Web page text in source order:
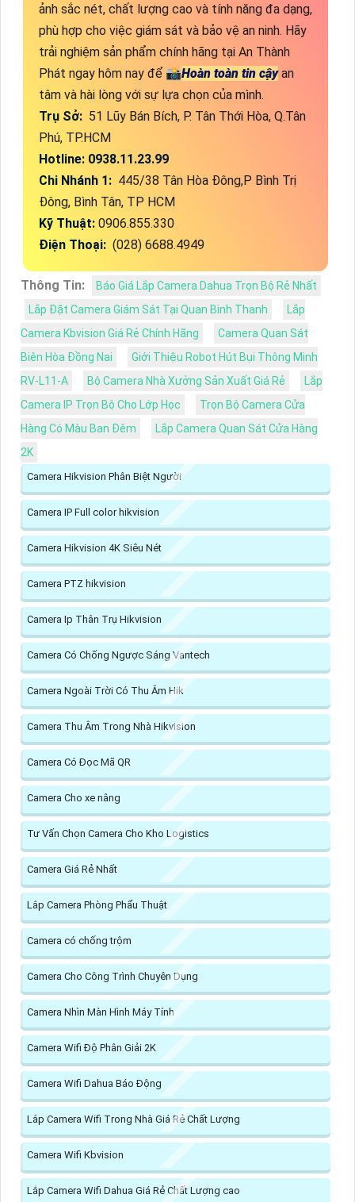
ảnh sắc nét, chất lượng cao và tính năng đa dạng,
phù hợp cho việc giám sát và bảo vệ an ninh. Hãy
trải nghiệm sản phẩm chính hãng tại An Thành
Phát ngay hôm nay để 📸Hoàn toàn tin cậyan
tâm và hài lòng với sự lựa chọn của mình.
Trụ Sở: 51 Lũy Bán Bích, P. Tân Thới Hòa, Q.Tân
Phú, TP.HCM
Hotline: 0938.11.23.99
Chi Nhánh 1: 445/38 Tân Hòa Đông,P Bình Trị
Đông, Bình Tân, TP HCM
Kỹ Thuật: 0906.855.330
Điện Thoại: (028) 6688.4949
Thông Tin:
Báo Giá Lắp Camera Dahua Trọn Bộ Rẻ Nhất
Lắp Đặt Camera Giám Sát Tại Quan Binh Thanh
Lắp
Camera Kbvision Giá Rẻ Chính Hãng
Camera Quan Sát
Biên Hòa Đồng Nai
Giới Thiệu Robot Hút Bụi Thông Minh
RV-L11-A
Bộ Camera Nhà Xưởng Sản Xuất Giá Rẻ
Lắp
Camera IP Trọn Bộ Cho Lớp Học
Trọn Bộ Camera Cửa
Hàng Có Màu Ban Đêm
Lắp Camera Quan Sát Cửa Hàng
2K
Camera Hikvision Phân Biệt Người
Camera IP Full color hikvision
Camera Hikvision 4K Siêu Nét
Camera PTZ hikvision
Camera Ip Thân Trụ Hikvision
Camera Có Chống Ngược Sáng Vantech
Camera Ngoài Trời Có Thu Âm Hik
Camera Thu Âm Trong Nhà Hikvision
Camera Có Đọc Mã QR
Camera Cho xe nâng
Tư Vấn Chọn Camera Cho Kho Logistics
Camera Giá Rẻ Nhất
Lắp Camera Phòng Phẩu Thuật
Camera có chống trộm
Camera Cho Công Trình Chuyên Dụng
Camera Nhìn Màn Hình Máy Tính
Camera Wifi Độ Phân Giải 2K
Camera Wifi Dahua Báo Động
Lắp Camera Wifi Trong Nhà Giá Rẻ Chất Lượng
Camera Wifi Kbvision
Lắp Camera Wifi Dahua Giá Rẻ Chất Lượng cao